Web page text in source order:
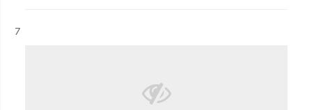
Résultat n°
7